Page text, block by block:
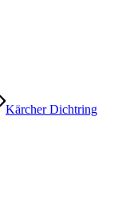
Kärcher Dichtring